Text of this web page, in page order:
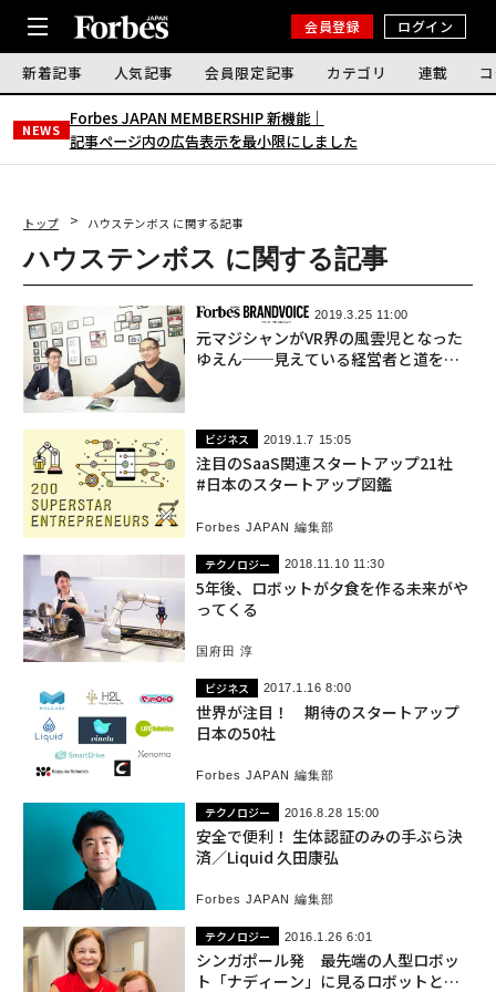
会員登録 ログイン
新着記事 人気記事 会員限定記事 カテゴリ 連載
NEWS
Forbes JAPAN MEMBERSHIP 新機能｜
記事ページ内の広告表示を最小限にしました
トップ ハウステンボス に関する記事
ハウステンボス に関する記事
2019.3.25 11:00
元マジシャンがVR界の風雲児となった
ゆえん──見えている経営者と道を示
ビジネス 2019.1.7 15:05
注目のSaaS関連スタートアップ21社
#日本のスタートアップ図鑑
Forbes JAPAN 編集部
テクノロジー 2018.11.10 11:30
5年後、ロボットが夕食を作る未来がや
ってくる
国府田 淳
ビジネス 2017.1.16 8:00
世界が注目！ 期待のスタートアップ
日本の50社
Forbes JAPAN 編集部
テクノロジー 2016.8.28 15:00
安全で便利！ 生体認証のみの手ぶら決
済／Liquid 久田康弘
Forbes JAPAN 編集部
テクノロジー 2016.1.26 6:01
シンガポール発 最先端の人型ロボッ
ト「ナディーン」に見るロボットとの